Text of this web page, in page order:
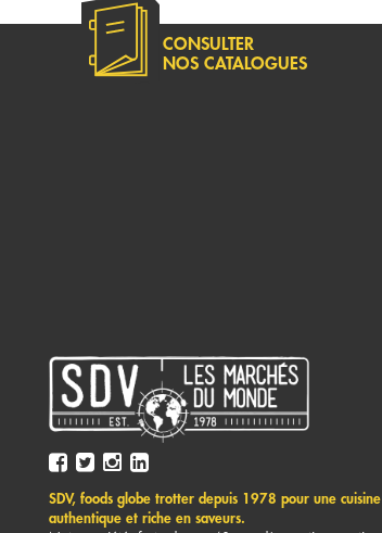
CONSULTER
NOS CATALOGUES
SDV, foods globe trotter depuis 1978 pour une cuisine
authentique et riche en saveurs.